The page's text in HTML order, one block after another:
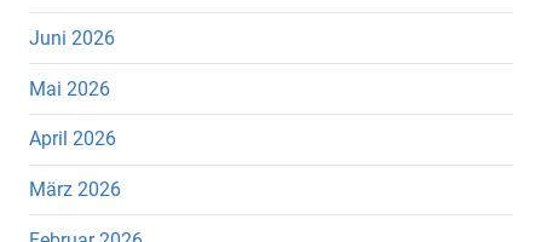
Juni 2026
Mai 2026
April 2026
März 2026